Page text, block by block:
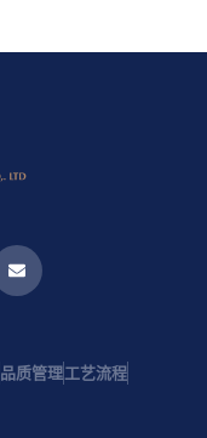
品质管理工艺流程